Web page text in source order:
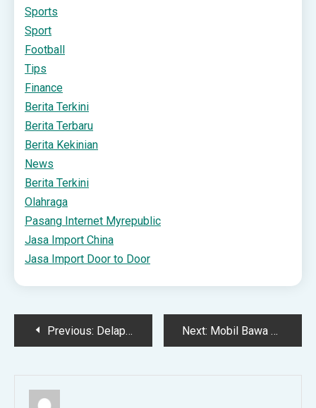
Sports
Sport
Football
Tips
Finance
Berita Terkini
Berita Terbaru
Berita Kekinian
News
Berita Terkini
Olahraga
Pasang Internet Myrepublic
Jasa Import China
Jasa Import Door to Door
PostPrevious: Delapan Agenda Jangka Panjang dalam 17+8 Tuntutan Rakyat | TINTAHIJAU.com Next: Mobil Bawa Ribuan Paket Belanja Online Terbakar di Tol Cipali Subang